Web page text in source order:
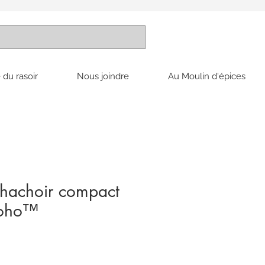
rasoir Nous joindre Au Moulin d'épices
compact